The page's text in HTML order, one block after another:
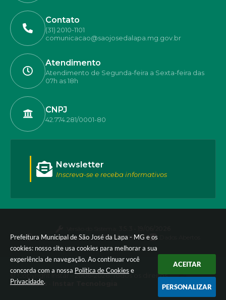
Prefeitura Municipal de São José da Lapa - MG e os
cookies: nosso site usa cookies para melhorar a sua
experiência de navegação. Ao continuar você
concorda com a nossa Política de Cookies e
Privacidade.
ACEITAR
PERSONALIZAR
Contato
(31) 2010-1101
comunicacao@saojosedalapa.mg.gov.br
Atendimento
Atendimento de Segunda-feira a Sexta-feira das
07h as 18h
CNPJ
42.774.281/0001-80
Newsletter
Inscreva-se e receba informativos
Portal atualizado em:07/08/2026 17:50
© Copyright Instar - 2006-2026. Todos os direitos
reservados -